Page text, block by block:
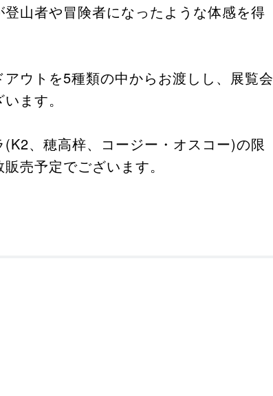
山者や冒険者になったような体感を得
ウトを5種類の中からお渡しし、展覧会
ます。
、穂高梓、コージー・オスコー)の限
売予定でございます。